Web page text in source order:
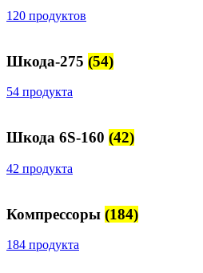
120 продуктов
Шкода-275 (54)
54 продукта
Шкода 6S-160 (42)
42 продукта
Компрессоры (184)
184 продукта